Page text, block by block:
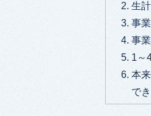
生
事
事
1～
本
で